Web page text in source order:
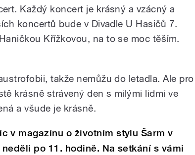
Každý koncert je krásný a vzácný a
koncertů bude v Divadle U Hasičů 7.
Křížkovou, na to se moc těším.
takže nemůžu do letadla. Ale pro
krásně strávený den s milými lidmi ve
a všude je krásně.
v magazínu o životním stylu Šarm v
po 11. hodině. Na setkání s vámi